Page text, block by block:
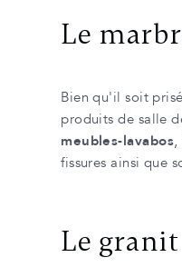
Le
Bien qu'il soit
produits de salle
meubles-lavabos,
fissures ainsi que
Le granit